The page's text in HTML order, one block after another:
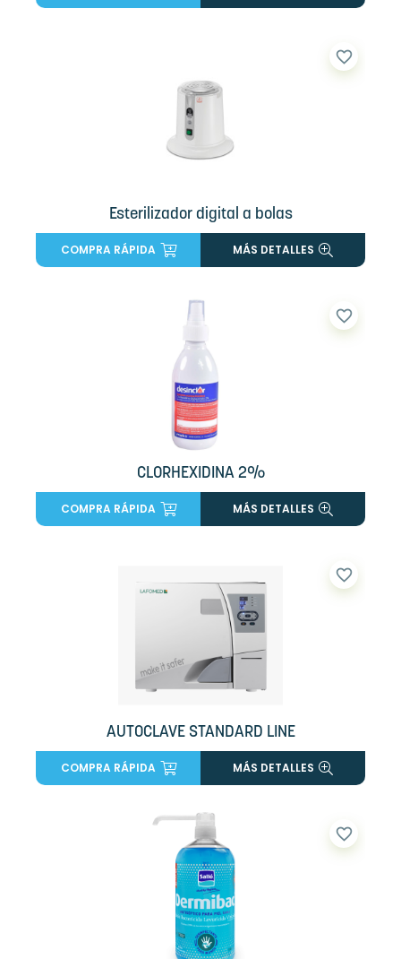
favorite_border
Esterilizador digital a bolas
COMPRA RÁPIDA MÁS DETALLES
favorite_border
CLORHEXIDINA 2%
COMPRA RÁPIDA MÁS DETALLES
favorite_border
AUTOCLAVE STANDARD LINE
COMPRA RÁPIDA MÁS DETALLES
favorite_border